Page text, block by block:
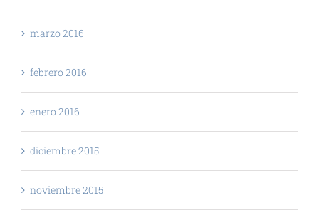
marzo 2016
febrero 2016
enero 2016
diciembre 2015
noviembre 2015